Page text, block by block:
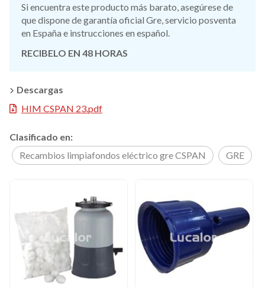
Si encuentra este producto más barato, asegúrese de
que dispone de garantía oficial Gre, servicio posventa
en España e instrucciones en español.
RECIBELO EN 48 HORAS
Descargas
HIM CSPAN 23.pdf
Clasificado en:
Recambios limpiafondos eléctrico gre CSPAN
GRE